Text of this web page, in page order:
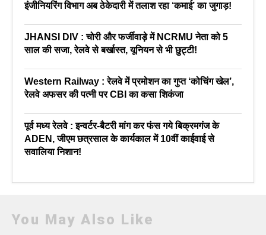
इंजीनियरिंग विभाग अब ठेकेदारी में तलाश रहा ‘कमाई’ का जुगाड़!
JHANSI DIV : चोरी और फर्जीवाड़े में NCRMU नेता को 5
साल की सजा, रेलवे से बर्खास्त, यूनियन से भी छुट्टी!
Western Railway : रेलवे में प्रमोशन का गुप्त ‘कोचिंग खेल’,
रेलवे अफसर की पत्नी पर CBI का कसा शिकंजा
पूर्व मध्य रेलवे : इन्वर्टर-बैटरी मांग कर फंस गये बिक्रमगंज के
ADEN, जीएम छत्रसाल के कार्यकाल में 10वीं काईवाई से
सवालिया निशान!
You May Also Like